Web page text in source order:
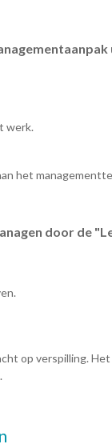
werk.
het
door de
op verspilling.